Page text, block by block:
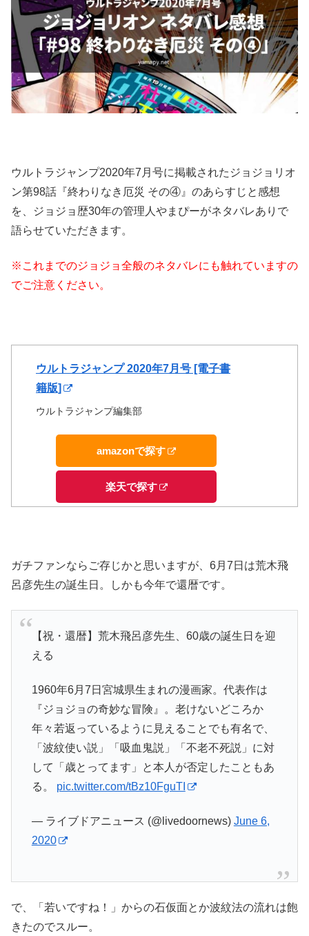
ウルトラジャンプ2020年7月号に掲載されたジョジョリオ
ン第98話『終わりなき厄災 その④』のあらすじと感想
を、ジョジョ歴30年の管理人やまぴーがネタバレありで
語らせていただきます。
※これまでのジョジョ全般のネタバレにも触れていますの
でご注意ください。
ウルトラジャンプ 2020年7月号 [電子書
籍版]
ウルトラジャンプ編集部
amazonで探す
楽天で探す
ガチファンならご存じかと思いますが、6月7日は荒木飛
呂彦先生の誕生日。しかも今年で還暦です。
【祝・還暦】荒木飛呂彦先生、60歳の誕生日を迎
える
1960年6月7日宮城県生まれの漫画家。代表作は
『ジョジョの奇妙な冒険』。老けないどころか
年々若返っているように見えることでも有名で、
「波紋使い説」「吸血鬼説」「不老不死説」に対
して「歳とってます」と本人が否定したこともあ
る。 pic.twitter.com/tBz10FguTI
— ライブドアニュース (@livedoornews) June 6,
2020
で、「若いですね！」からの石仮面とか波紋法の流れは飽
きたのでスルー。